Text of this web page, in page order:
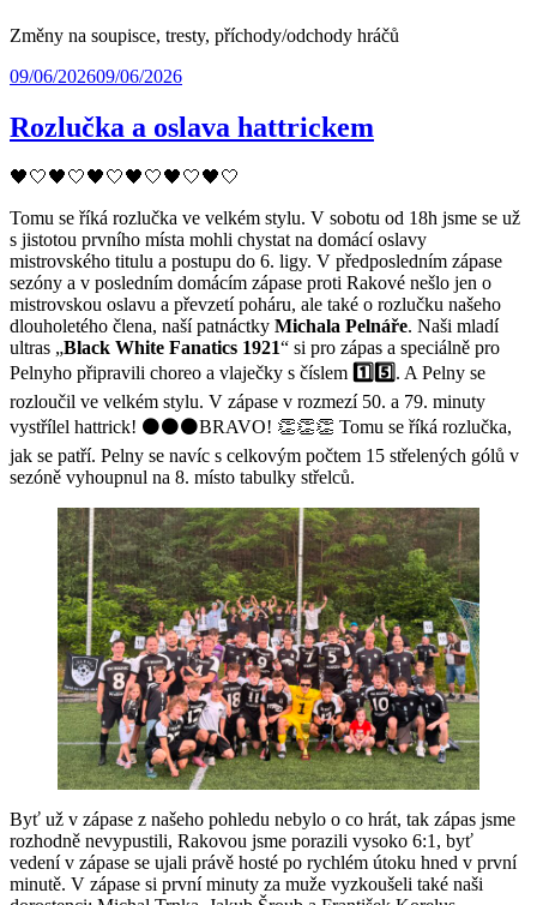
Změny na soupisce, tresty, příchody/odchody hráčů
09/06/202609/06/2026
Rozlučka a oslava hattrickem
🖤🤍🖤🤍🖤🤍🖤🤍🖤🤍🖤🤍
Tomu se říká rozlučka ve velkém stylu. V sobotu od 18h jsme se už
s jistotou prvního místa mohli chystat na domácí oslavy
mistrovského titulu a postupu do 6. ligy. V předposledním zápase
sezóny a v posledním domácím zápase proti Rakové nešlo jen o
mistrovskou oslavu a převzetí poháru, ale také o rozlučku našeho
dlouholetého člena, naší patnáctky Michala Pelnáře. Naši mladí
ultras „Black White Fanatics 1921“ si pro zápas a speciálně pro
Pelnyho připravili choreo a vlaječky s číslem 1️⃣5️⃣. A Pelny se
rozloučil ve velkém stylu. V zápase v rozmezí 50. a 79. minuty
vystřílel hattrick! ⚫⚫⚫BRAVO! 👏👏👏 Tomu se říká rozlučka,
jak se patří. Pelny se navíc s celkovým počtem 15 střelených gólů v
sezóně vyhoupnul na 8. místo tabulky střelců.
Byť už v zápase z našeho pohledu nebylo o co hrát, tak zápas jsme
rozhodně nevypustili, Rakovou jsme porazili vysoko 6:1, byť
vedení v zápase se ujali právě hosté po rychlém útoku hned v první
minutě. V zápase si první minuty za muže vyzkoušeli také naši